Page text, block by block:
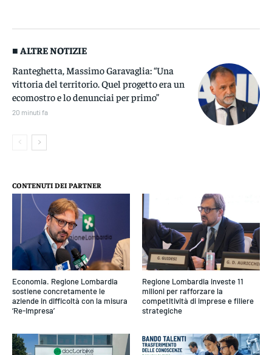
■ ALTRE NOTIZIE
Ranteghetta, Massimo Garavaglia: “Una
vittoria del territorio. Quel progetto era un
ecomostro e lo denunciai per primo”
20 minuti fa
CONTENUTI DEI PARTNER
Economia. Regione Lombardia
sostiene concretamente le
aziende in difficoltà con la misura
‘Re-Impresa’
Regione Lombardia investe 11
milioni per rafforzare la
competitività di imprese e filiere
strategiche